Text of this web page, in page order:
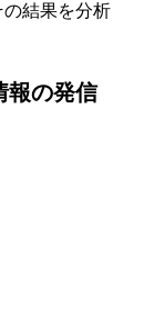
結果を分析
報の発信